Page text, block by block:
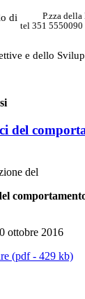
P.zza
tel 351
di
e dello
del
del
ottobre 2016
(pdf - 429 kb)